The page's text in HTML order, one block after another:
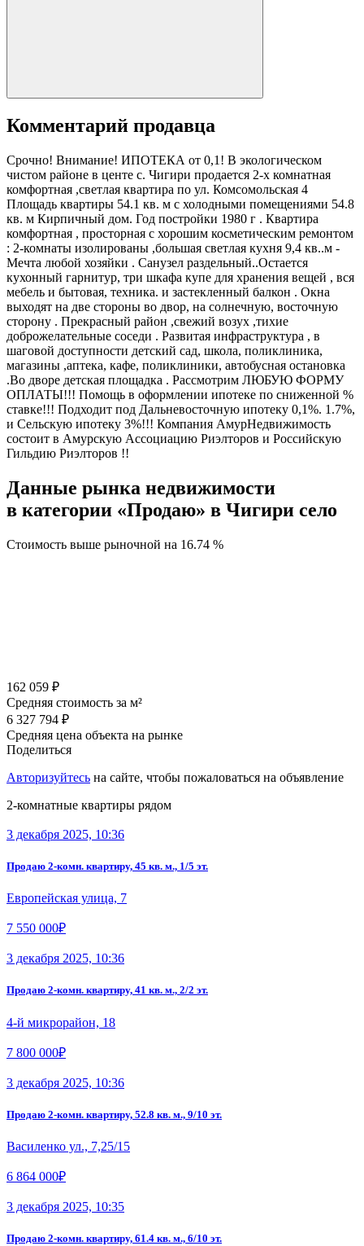
Комментарий продавца
Срочно! Внимание! ИПОТЕКА от 0,1! В экологическом
чистом районе в центе с. Чигири продается 2-х комнатная
комфортная ,светлая квартира по ул. Комсомольская 4
Площадь квартиры 54.1 кв. м с холодными помещениями 54.8
кв. м Кирпичный дом. Год постройки 1980 г . Кваpтирa
комфортная , просторная с хорошим косметическим ремонтом
: 2-комнаты изолированы ,большая светлая кухня 9,4 кв..м -
Мечта любой хозяйки . Санузел раздельный..Остается
кухонный гарнитур, три шкафа купе для хранения вещей , вся
мебель и бытовая, техника. и застекленный балкон . Окна
выходят на две стороны во двор, на солнечную, восточную
сторону . Прекрасный район ,свежий возух ,тихие
доброжелательные соседи . Развитая инфраструктура , в
шаговой доступности детский сад, школа, поликлиника,
магазины ,аптека, кафе, поликлиники, автобусная остановка
.Во дворе детская площадка . Рассмотрим ЛЮБУЮ ФОРМУ
ОПЛАТЫ!!! Помощь в оформлении ипотеке по сниженной %
ставке!!! Подходит под Дальневосточную ипотеку 0,1%. 1.7%,
и Сельскую ипотеку 3%!!! Компания АмурНедвижимость
состоит в Амурскую Ассоциацию Риэлторов и Российскую
Гильдию Риэлторов !!
Данные рынка недвижимости
в категории «Продаю» в Чигири село
Стоимость выше рыночной на 16.74 %
162 059 ₽
Средняя стоимость за м²
6 327 794 ₽
Средняя цена объекта на рынке
Поделиться
Авторизуйтесь на сайте, чтобы пожаловаться на объявление
2-комнатные квартиры рядом
3 декабря 2025, 10:36
Продаю 2-комн. квартиру, 45 кв. м., 1/5 эт.
Европейская улица, 7
7 550 000₽
3 декабря 2025, 10:36
Продаю 2-комн. квартиру, 41 кв. м., 2/2 эт.
4-й микрорайон, 18
7 800 000₽
3 декабря 2025, 10:36
Продаю 2-комн. квартиру, 52.8 кв. м., 9/10 эт.
Василенко ул., 7,25/15
6 864 000₽
3 декабря 2025, 10:35
Продаю 2-комн. квартиру, 61.4 кв. м., 6/10 эт.